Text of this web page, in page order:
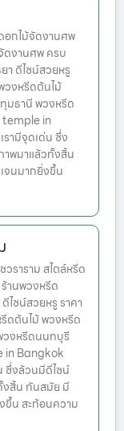
อกไม้จัดงานศพ
ดงานศพ ครบ
า ดีไซน์สวยหรู
วงหรีดต้นไม้
มธานี พวงหรีด
in
ามีจุดเด่น ซึ่ง
พมาแล้วทั้งสิ้น
จนมากยิ่งขึ้น
ราราม สไตล์หรีด
านพวงหรีด
ไซน์สวยหรู ราคา
ดต้นไม้ พวงหรีด
วงหรีดนนทบุรี
Bangkok
ซึ่งล้วนมีดีไซน์
งสิ้น ทันสมัย มี
ขึ้น สะท้อนความ